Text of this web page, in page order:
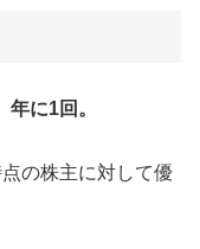
年に1回。
の株主に対して優